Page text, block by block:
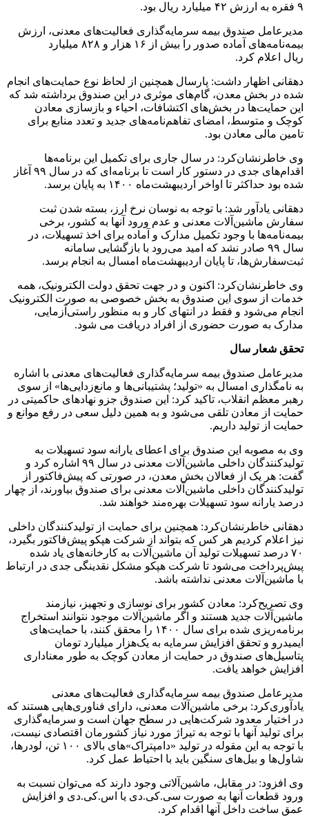
۹ فقره به ارزش ۴۲ میلیارد ریال بود.
مدیرعامل صندوق بیمه سرمایه‌گذاری فعالیت‌های معدنی، ارزش
بیمه‌نامه‌های آماده صدور را بیش از ۱۶ هزار و ۸۲۸ میلیارد
ریال اعلام کرد.
دهقانی اظهار داشت: پارسال همچنین از لحاظ نوع حمایت‌های انجام
شده در بخش معدن، گام‌های موثری در این صندوق برداشته شد که
این حمایت‌ها در بخش‌های اکتشافات، احیاء و بازسازی معادن
کوچک و متوسط، امضای تفاهم‌نامه‌های جدید و تعدد منابع برای
تامین مالی معادن بود.
وی خاطرنشان‌کرد: در سال جاری برای تکمیل این برنامه‌ها
اقدام‌های جدی در دستور کار است تا برنامه‌ای که در سال ۹۹ آغاز
شده بود حداکثر تا اواخر اردیبهشت‌ماه ۱۴۰۰ به پایان برسد.
دهقانی یادآور شد: با توجه به نوسان نرخ ارز، بسته شدن ثبت
سفارش ماشین‌آلات معدنی و عدم ورود آنها به کشور، برخی
بیمه‌نامه‌ها با وجود تکمیل مدارک و آماده برای اخذ تسهیلات، در
سال ۹۹ صادر نشد که امید می‌رود با بازگشایی سامانه
ثبت‌سفارش‌ها، تا پایان اردیبهشت‌ماه امسال به انجام برسد.
وی خاطرنشان‌کرد: اکنون و در جهت تحقق دولت الکترونیک، همه
خدمات از سوی این صندوق به بخش خصوصی به صورت الکترونیک
انجام می‌شود و فقط در انتهای کار و به منظور راستی‌آزمایی،
مدارک به صورت حضوری از افراد دریافت می شود.
تحقق شعار سال
مدیرعامل صندوق بیمه سرمایه‌گذاری فعالیت‌های معدنی با اشاره
به نامگذاری امسال به «تولید؛ پشتیبانی‌ها و مانع‌زدایی‌ها» از سوی
رهبر معظم انقلاب، تاکید کرد: ‌این صندوق جزو نهادهای حاکمیتی در
حمایت از معادن تلقی می‌شود و به همین دلیل سعی در رفع موانع و
حمایت از تولید داریم.
وی به مصوبه این صندوق برای اعطای یارانه سود تسهیلات به
تولیدکنندگان داخلی ماشین‌آلات معدنی در سال ۹۹ اشاره کرد و
گفت: هر یک از فعالان بخش معدن، در صورتی که پیش‌فاکتور از
تولیدکنندگان داخلی ماشین‌آلات معدنی برای صندوق بیاورند، از چهار
درصد یارانه سود تسهیلات بهره‌مند خواهند شد.
دهقانی خاطرنشان‌کرد: همچنین برای حمایت از تولیدکنندگان داخلی
نیز اعلام کردیم هر کس که بتواند از شرکت هپکو پیش‌فاکتور بگیرد،
۷۰ درصد تسهیلات تولید آن ماشین‌آلات به کارخانه‌های یاد شده
پیش‌پرداخت می‌شود تا شرکت هپکو مشکل نقدینگی جدی در ارتباط
با ماشین‌آلات معدنی نداشته باشد.
وی تصریح‌کرد: معادن کشور برای نوسازی و تجهیز، نیازمند
ماشین‌آلات جدید هستند و اگر ماشین‌آلات موجود نتوانند استخراج
برنامه‌ریزی شده برای سال ۱۴۰۰ را محقق کنند، با حمایت‌های
ایمیدرو و تحقق افزایش سرمایه به یک‌هزار میلیارد تومان
پتاسیل‌های صندوق در حمایت از معادن کوچک به طور معناداری
افزایش خواهد یافت.
مدیرعامل صندوق بیمه سرمایه‌گذاری فعالیت‌های معدنی
یادآوری‌کرد: برخی ماشین‌آلات معدنی، دارای فناوری‌هایی هستند که
در اختیار معدود شرکت‌هایی در سطح جهان است و سرمایه‌گذاری
برای تولید آنها با توجه به تیراژ مورد نیاز کشورمان اقتصادی نیست،
با توجه به این مقوله در تولید «دامپتراک‌»های بالای ۱۰۰ تن، لودرها،
شاول‌ها و بیل‌های سنگین باید با احتیاط عمل کرد.
وی افزود: در مقابل، ماشین‌آلاتی وجود دارند که می‌توان نسبت به
ورود قطعات آنها به صورت سی.کی.دی یا اس.کی.دی و افزایش
عمق ساخت داخل آنها اقدام کرد.